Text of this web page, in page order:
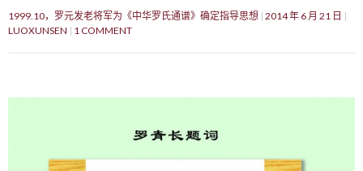
1999.10，罗元发老将军为《中华罗氏通谱》确定指导思想 2014 年 6 月 21 日
LUOXUNSEN
1 COMMENT